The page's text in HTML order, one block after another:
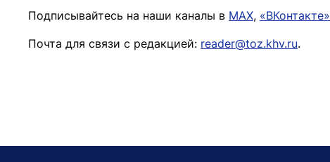
Подписывайтесь на наши каналы в MAX, «ВКонтакте»
Почта для связи с редакцией: reader@toz.khv.ru.